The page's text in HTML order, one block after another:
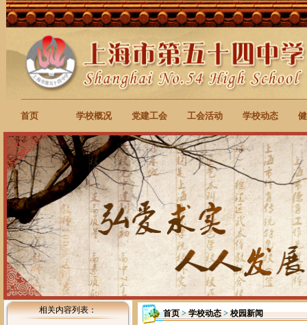
首页 学校概况 党建工会 工会活动 学校动态
相关内容列表： 首页>学校动态>校园新闻